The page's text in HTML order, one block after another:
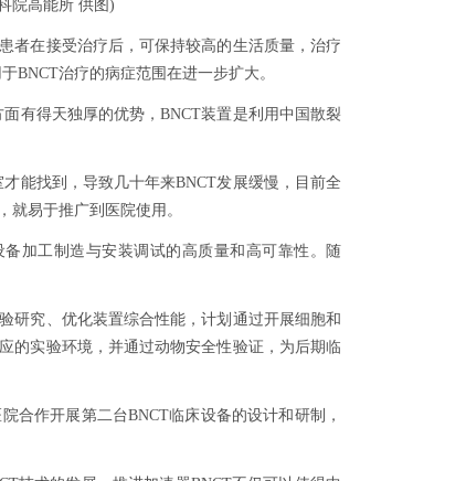
院高能所 供图)
在接受治疗后，可保持较高的生活质量，治疗
BNCT治疗的病症范围在进一步扩大。
有得天独厚的优势，BNCT装置是利用中国散裂
能找到，导致几十年来BNCT发展缓慢，目前全
易于推广到医院使用。
加工制造与安装调试的高质量和高可靠性。随
究、优化装置综合性能，计划通过开展细胞和
的实验环境，并通过动物安全性验证，为后期临
作开展第二台BNCT临床设备的设计和研制，